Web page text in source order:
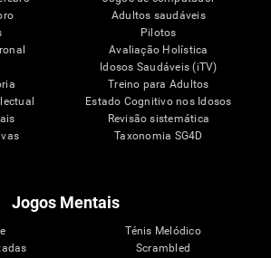
Adultos saudáveis
Pilotos
Avaliação Holística
Idosos Saudáveis (iTV)
Treino para Adultos
Estado Cognitivo nos Idosos
Revisão sistemática
Taxonomia SG4D
Jogos Mentais
Ténis Melódico
Scrambled